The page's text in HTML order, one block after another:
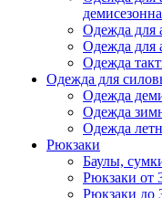
Одежда для
Одежда для
Одежда
Одежда для
Одежда
Одежда
Одежда
Рюкзаки
Баулы,
Рюкзаки от
Рюкзаки до